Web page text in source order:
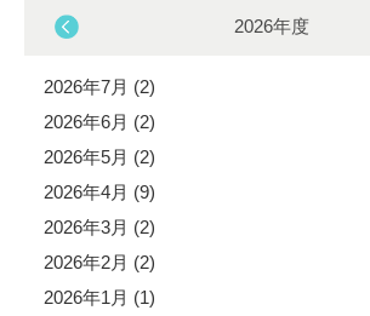
2026年度
2026年7月 (2)
2026年6月 (2)
2026年5月 (2)
2026年4月 (9)
2026年3月 (2)
2026年2月 (2)
2026年1月 (1)